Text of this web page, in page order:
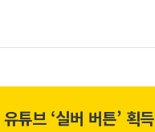
튜브 ‘실버 버튼’ 획득